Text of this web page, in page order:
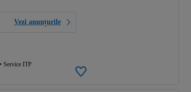
Vezi anunțurile
Service ITP